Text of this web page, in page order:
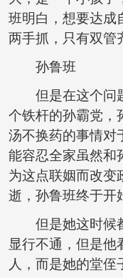
班明白，想要达成
两手抓，只有双管
孙鲁班
但是在这个问题
个铁杆的孙霸党，
汤不换药的事情对
能容忍全家虽然和
为这点联姻而改变
逝，孙鲁班终于开
但是她这时候都
显行不通，但是他
人，而是她的堂侄